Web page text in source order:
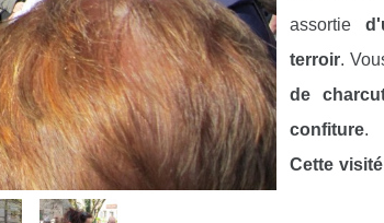
assortie
terroir.
de
confiture.
Cette